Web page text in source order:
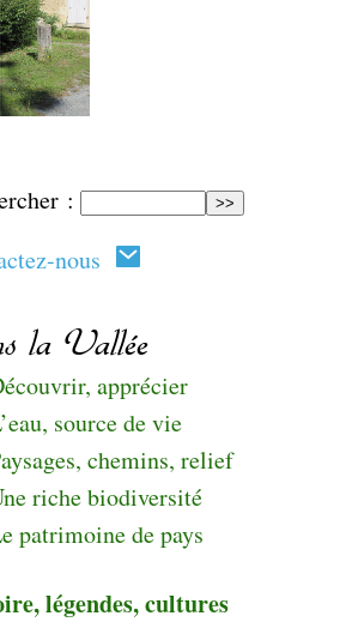
:
nous
la Vallée
apprécier
source de vie
chemins, relief
riche biodiversité
patrimoine de pays
légendes, cultures